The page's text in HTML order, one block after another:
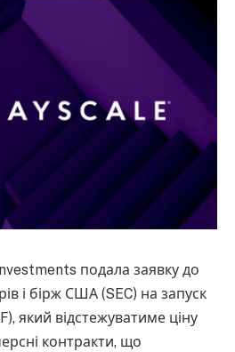
подала заявку до
і бірж США (SEC) на запуск
який відстежуватиме ціну
контракти, що